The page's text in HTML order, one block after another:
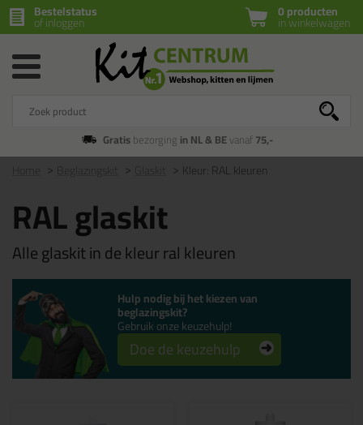
0 producten
in winkelwagen
Bestelstatus
of inloggen
Gratisbezorging in NL & BEvanaf75,-
Kleur: RAL kleuren
RAL glaskit
Alle glaskit in de kleur ral kleuren
Hulp nodig bij het kiezen van
beglazingskit?
Gebruik onze keuzehulp!
Doe de keuzehulp